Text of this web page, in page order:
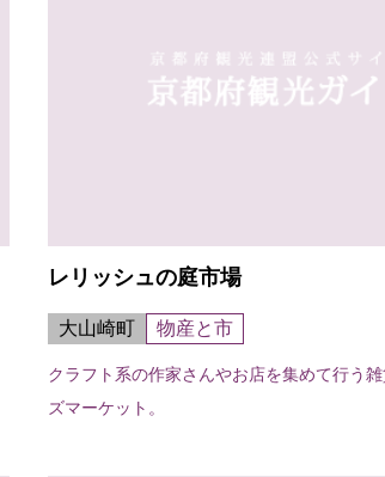
レリッシュの庭市場
大山崎町 物産と市
クラフト系の作家さんやお店を集めて行う
ズマーケット。